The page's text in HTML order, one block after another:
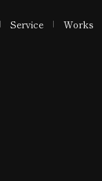
Service Works